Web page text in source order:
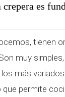
es
tienen
muy
más
que permite